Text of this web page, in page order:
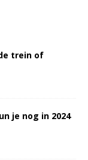
trein of
je nog in 2024